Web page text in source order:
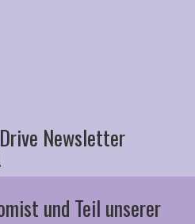
Newsletter
und Teil unserer